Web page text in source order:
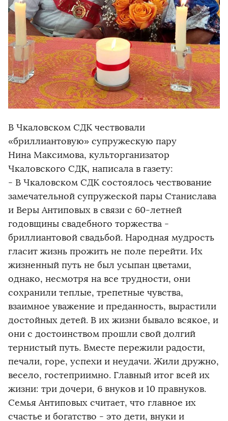
В Чкаловском СДК чествовали
«бриллиантовую» супружескую пару
Нина Максимова, культорганизатор
Чкаловского СДК, написала в газету:
- В Чкаловском СДК состоялось чествование
замечательной супружеской пары Станислава
и Веры Антиповых в связи с 60-летней
годовщины свадебного торжества -
бриллиантовой свадьбой. Народная мудрость
гласит жизнь прожить не поле перейти. Их
жизненный путь не был усыпан цветами,
однако, несмотря на все трудности, они
сохранили теплые, трепетные чувства,
взаимное уважение и преданность, вырастили
достойных детей. В их жизни бывало всякое, и
они с достоинством прошли свой долгий
тернистый путь. Вместе пережили радости,
печали, горе, успехи и неудачи. Жили дружно,
весело, гостеприимно. Главный итог всей их
жизни: три дочери, 6 внуков и 10 правнуков.
Семья Антиповых считает, что главное их
счастье и богатство - это дети, внуки и